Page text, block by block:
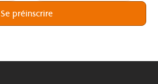
Se préinscrire